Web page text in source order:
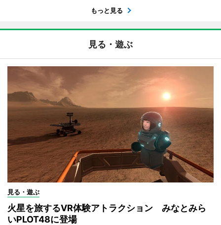
もっと見る
見る・遊ぶ
見る・遊ぶ
火星を旅するVR体験アトラクション みなとみら
いPLOT48に登場